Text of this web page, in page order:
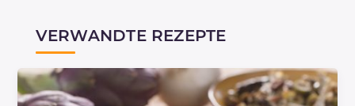
VERWANDTE REZEPTE